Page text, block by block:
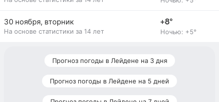
30 ноября, вторник
На основе статистики за 14 лет
+8°
Ночью: +5°
Прогноз погоды в Лейдене на 3 дня
Прогноз погоды в Лейдене на 5 дней